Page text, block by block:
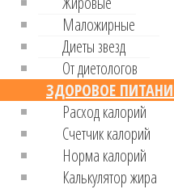
Маложирные
Диеты звезд
От диетологов
ЗДОРОВОЕ
Расход калорий
Cчетчик калорий
Норма калорий
Калькулятор жира